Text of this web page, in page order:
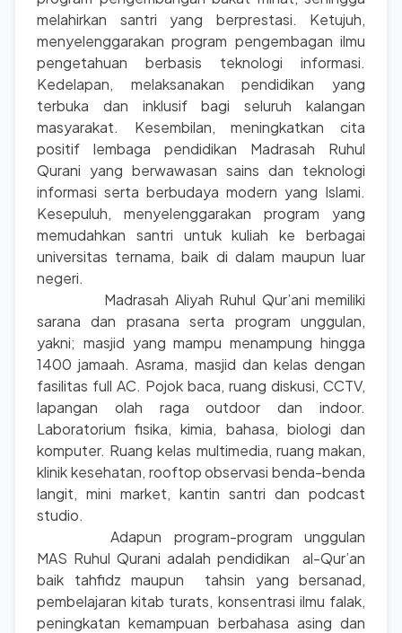
melahirkan santri yang berprestasi. Ketujuh,
menyelenggarakan program pengembagan ilmu
pengetahuan berbasis teknologi informasi.
Kedelapan, melaksanakan pendidikan yang
terbuka dan inklusif bagi seluruh kalangan
masyarakat. Kesembilan, meningkatkan cita
positif lembaga pendidikan Madrasah Ruhul
Qurani yang berwawasan sains dan teknologi
informasi serta berbudaya modern yang Islami.
Kesepuluh, menyelenggarakan program yang
memudahkan santri untuk kuliah ke berbagai
universitas ternama, baik di dalam maupun luar
negeri.
Madrasah Aliyah Ruhul Qur’ani memiliki
sarana dan prasana serta program unggulan,
yakni; masjid yang mampu menampung hingga
1400 jamaah. Asrama, masjid dan kelas dengan
fasilitas full AC. Pojok baca, ruang diskusi, CCTV,
lapangan olah raga outdoor dan indoor.
Laboratorium fisika, kimia, bahasa, biologi dan
komputer. Ruang kelas multimedia, ruang makan,
klinik kesehatan, rooftop observasi benda-benda
langit, mini market, kantin santri dan podcast
studio.
Adapun program-program unggulan
MAS Ruhul Qurani adalah pendidikan al-Qur’an
baik tahfidz maupun tahsin yang bersanad,
pembelajaran kitab turats, konsentrasi ilmu falak,
peningkatan kemampuan berbahasa asing dan